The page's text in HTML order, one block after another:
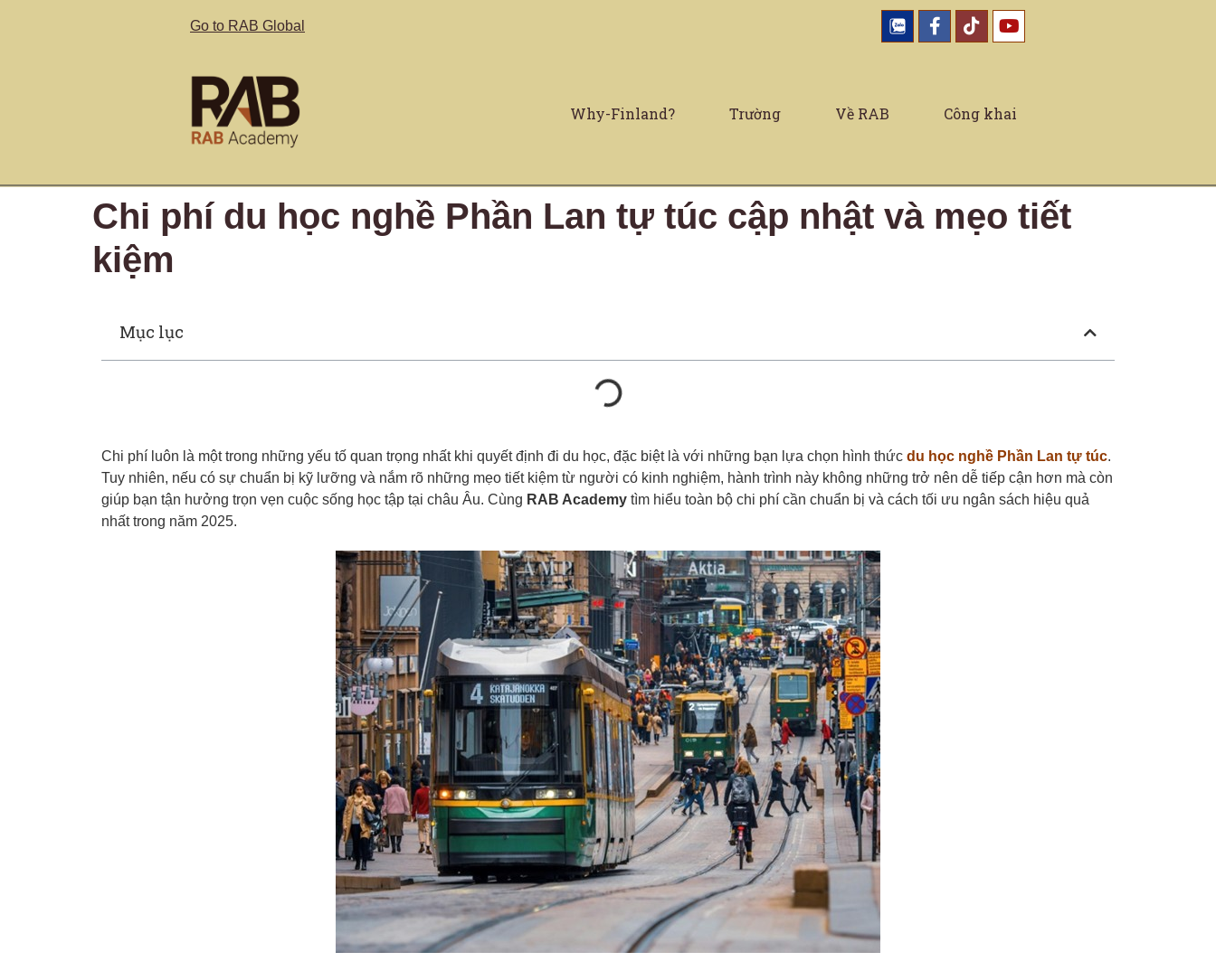
Go to RAB Global
Why-Finland? Trường Về RAB Công khai
Chi phí du học nghề Phần Lan tự túc cập nhật và mẹo tiết
kiệm
Mục lục
Chi phí luôn là một trong những yếu tố quan trọng nhất khi quyết định đi du học, đặc biệt là với những bạn lựa chọn hình thức du học nghề Phần Lan tự túc.
Tuy nhiên, nếu có sự chuẩn bị kỹ lưỡng và nắm rõ những mẹo tiết kiệm từ người có kinh nghiệm, hành trình này không những trở nên dễ tiếp cận hơn mà còn
giúp bạn tận hưởng trọn vẹn cuộc sống học tập tại châu Âu. Cùng RAB Academy tìm hiểu toàn bộ chi phí cần chuẩn bị và cách tối ưu ngân sách hiệu quả
nhất trong năm 2025.